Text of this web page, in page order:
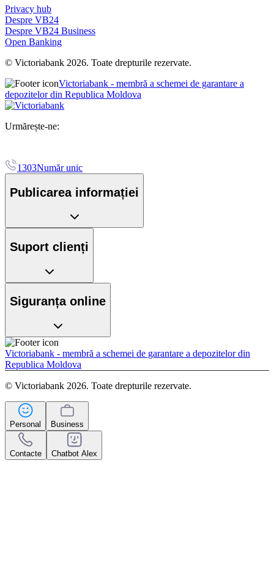
Privacy hub
Despre VB24
Despre VB24 Business
Open Banking
© Victoriabank 2026. Toate drepturile rezervate.
Victoriabank - membră a schemei de garantare a
depozitelor din Republica Moldova
Urmărește-ne:
1303Număr unic
Publicarea informației
Suport clienți
Siguranța online
Victoriabank - membră a schemei de garantare a depozitelor din
Republica Moldova
© Victoriabank 2026. Toate drepturile rezervate.
Personal Business
Contacte Chatbot Alex